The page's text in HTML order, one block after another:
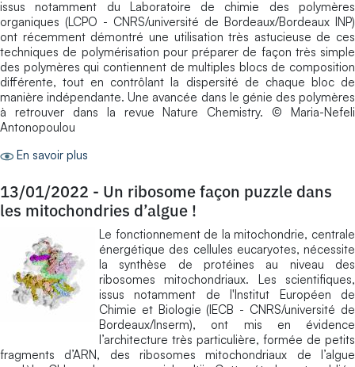
issus notamment du Laboratoire de chimie des polymères
organiques (LCPO - CNRS/université de Bordeaux/Bordeaux INP)
ont récemment démontré une utilisation très astucieuse de ces
techniques de polymérisation pour préparer de façon très simple
des polymères qui contiennent de multiples blocs de composition
différente, tout en contrôlant la dispersité de chaque bloc de
manière indépendante. Une avancée dans le génie des polymères
à retrouver dans la revue Nature Chemistry. © Maria-Nefeli
Antonopoulou
En savoir plus
13/01/2022 - Un ribosome façon puzzle dans
les mitochondries d’algue !
Le fonctionnement de la mitochondrie, centrale
énergétique des cellules eucaryotes, nécessite
la synthèse de protéines au niveau des
ribosomes mitochondriaux. Les scientifiques,
issus notamment de l'lnstitut Européen de
Chimie et Biologie (IECB - CNRS/université de
Bordeaux/Inserm), ont mis en évidence
l’architecture très particulière, formée de petits
fragments d’ARN, des ribosomes mitochondriaux de l’algue